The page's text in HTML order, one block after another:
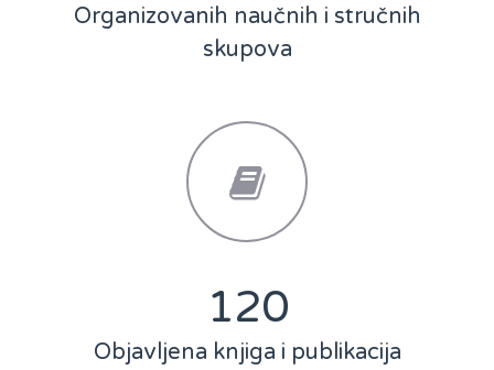
Organizovanih naučnih i stručnih
skupova
159
Objavljena knjiga i publikacija